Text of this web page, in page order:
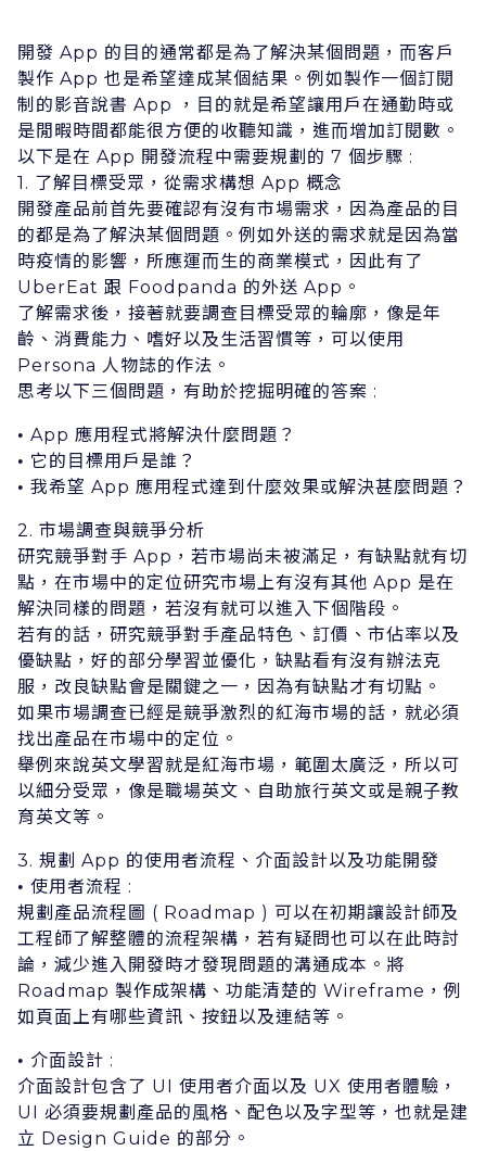
開發 App 的⽬的通常都是為了解決某個問題，⽽客戶
製作 App 也是希望達成某個結果。例如製作⼀個訂閱
制的影⾳說書 App ，⽬的就是希望讓⽤戶在通勤時或
是閒暇時間都能很⽅便的收聽知識，進⽽增加訂閱數。
以下是在 App 開發流程中需要規劃的 7 個步驟 :
1. 了解⽬標受眾，從需求構想 App 概念
開發產品前⾸先要確認有沒有市場需求，因為產品的⽬
的都是為了解決某個問題。例如外送的需求就是因為當
時疫情的影響，所應運⽽⽣的商業模式，因此有了
UberEat 跟 Foodpanda 的外送 App。
了解需求後，接著就要調查⽬標受眾的輪廓，像是年
齡、消費能⼒、嗜好以及⽣活習慣等，可以使⽤
Persona ⼈物誌的作法。
思考以下三個問題，有助於挖掘明確的答案 :
• App 應⽤程式將解決什麼問題？
• 它的⽬標⽤戶是誰？
• 我希望 App 應⽤程式達到什麼效果或解決甚麼問題？
2. 市場調查與競爭分析
研究競爭對⼿ App，若市場尚未被滿⾜，有缺點就有切
點，在市場中的定位研究市場上有沒有其他 App 是在
解決同樣的問題，若沒有就可以進⼊下個階段。
若有的話，研究競爭對⼿產品特⾊、訂價、市佔率以及
優缺點，好的部分學習並優化，缺點看有沒有辦法克
服，改良缺點會是關鍵之⼀，因為有缺點才有切點。
如果市場調查已經是競爭激烈的紅海市場的話，就必須
找出產品在市場中的定位。
舉例來說英⽂學習就是紅海市場，範圍太廣泛，所以可
以細分受眾，像是職場英⽂、⾃助旅⾏英⽂或是親⼦教
育英⽂等。
3. 規劃 App 的使⽤者流程、介⾯設計以及功能開發
• 使⽤者流程 :
規劃產品流程圖 ( Roadmap ) 可以在初期讓設計師及
⼯程師了解整體的流程架構，若有疑問也可以在此時討
論，減少進⼊開發時才發現問題的溝通成本。將
Roadmap 製作成架構、功能清楚的 Wireframe，例
如⾴⾯上有哪些資訊、按鈕以及連結等。
• 介⾯設計 :
介⾯設計包含了 UI 使⽤者介⾯以及 UX 使⽤者體驗，
UI 必須要規劃產品的⾵格、配⾊以及字型等，也就是建
⽴ Design Guide 的部分。